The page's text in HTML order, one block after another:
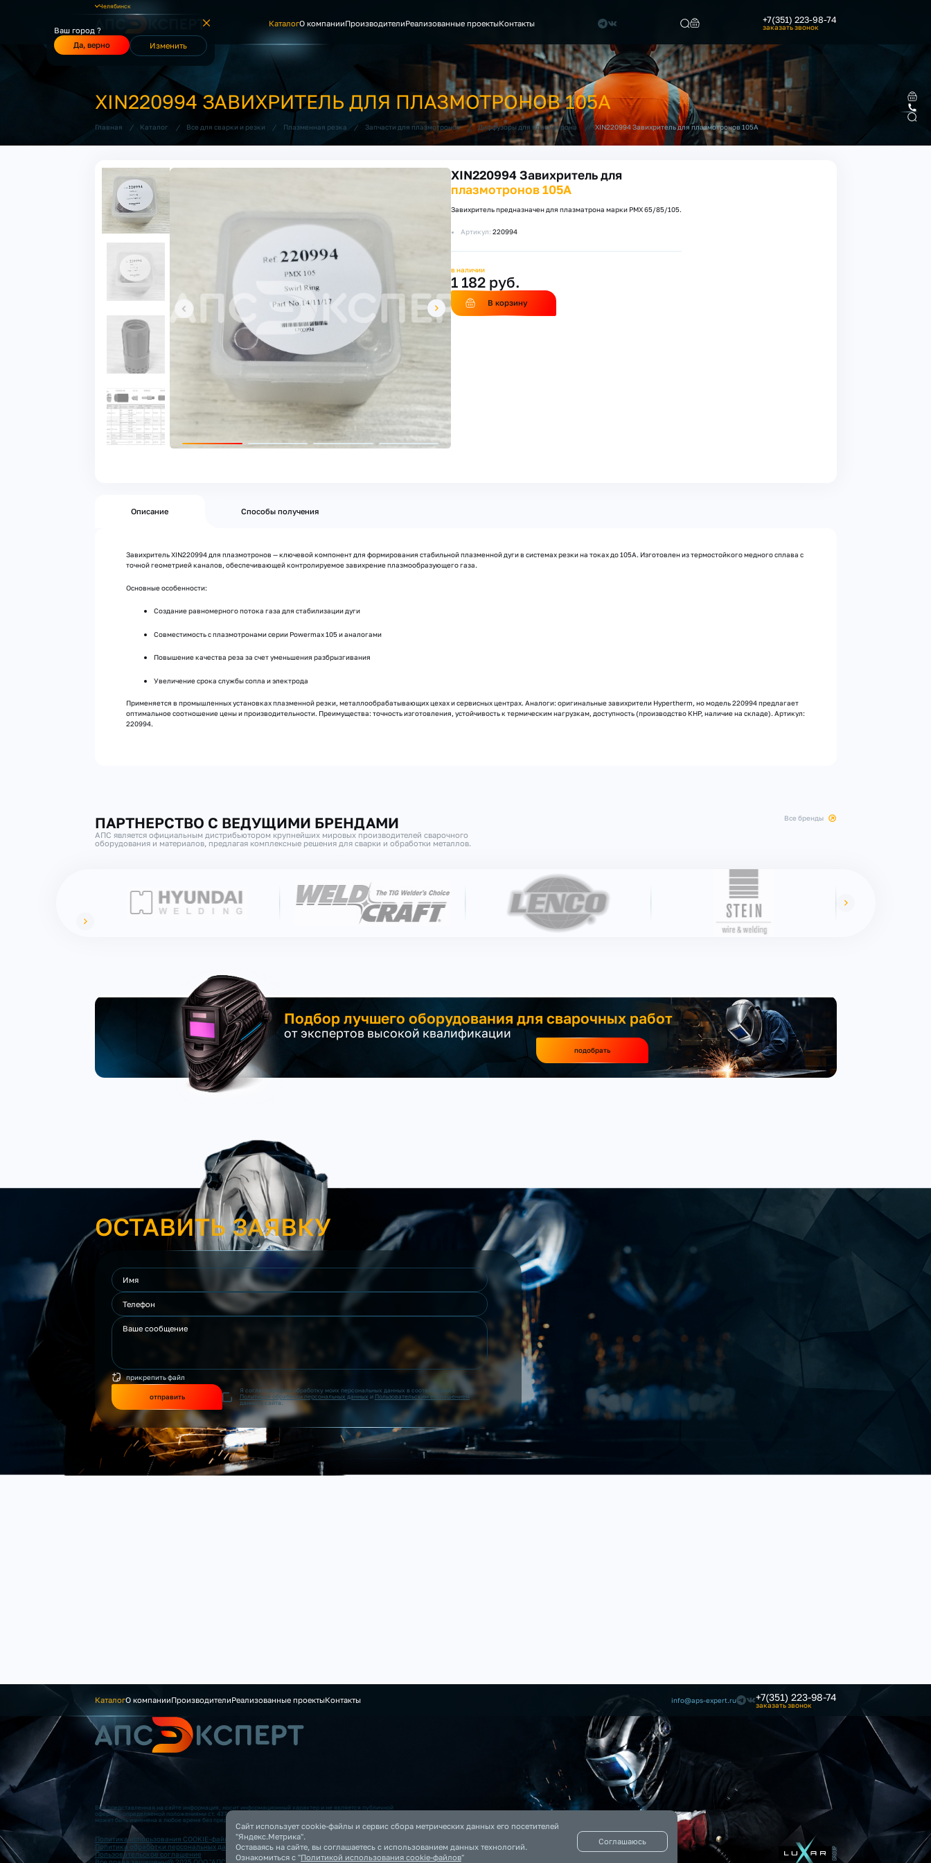
Челябинск
Ваш город ?
Да, верно
Изменить
КаталогО компанииПроизводителиРеализованные проектыКонтакты +7(351) 223-98-74
заказать звонок
XIN220994 ЗАВИХРИТЕЛЬ ДЛЯ ПЛАЗМОТРОНОВ 105А
Главная / Каталог / Все для сварки и резки / Плазменная резка / Запчасти для плазмотронов / Диффузоры для плазмотрона / XIN220994 Завихритель для плазмотронов 105А
XIN220994 Завихритель для
плазмотронов 105А
Завихритель предназначен для плазматрона марки PMX 65/85/105.
Артикул: 220994
в наличии
1 182 руб.
В корзину
Описание Способы получения
Завихритель XIN220994 для плазмотронов — ключевой компонент для формирования стабильной плазменной дуги в системах резки на токах до 105А. Изготовлен из термостойкого медного сплава с
точной геометрией каналов, обеспечивающей контролируемое завихрение плазмообразующего газа.
Основные особенности:
Создание равномерного потока газа для стабилизации дуги
Совместимость с плазмотронами серии Powermax 105 и аналогами
Повышение качества реза за счет уменьшения разбрызгивания
Увеличение срока службы сопла и электрода
Применяется в промышленных установках плазменной резки, металлообрабатывающих цехах и сервисных центрах. Аналоги: оригинальные завихрители Hypertherm, но модель 220994 предлагает
оптимальное соотношение цены и производительности. Преимущества: точность изготовления, устойчивость к термическим нагрузкам, доступность (производство КНР, наличие на складе). Артикул:
220994.
ПАРТНЕРСТВО С ВЕДУЩИМИ БРЕНДАМИ
АПС является официальным дистрибьютором крупнейших мировых производителей сварочного
оборудования и материалов, предлагая комплексные решения для сварки и обработки металлов.
все бренды
Подбор лучшего оборудования для сварочных работ
от экспертов высокой квалификации
подобрать
ОСТАВИТЬ ЗАЯВКУ
прикрепить файл
отправить
Я согласен(на) на обработку моих персональных данных в соответствии с
Политикой обработки персональных данных и Пользовательским соглашением
данного сайта.
КаталогО компанииПроизводителиРеализованные проектыКонтакты info@aps-expert.ru +7(351) 223-98-74
заказать звонок
Вся представленная на сайте информация, носит информационный характер и не является публичной
офертой, определяемой положениями ст. 437 (2) ГК РФ. Опубликованная на данном сайте информация
может быть изменена в любое время без предварительного уведомления.
Политика использования COOKIE-файлов
Политика обработки персональных данных
Пользовательское соглашение
Сайт использует cookie-файлы и сервис сбора метрических данных его посетителей
"Яндекс.Метрика".
Оставаясь на сайте, вы соглашаетесь с использованием данных технологий.
Ознакомиться с "Политикой использования cookie-файлов"
Соглашаюсь